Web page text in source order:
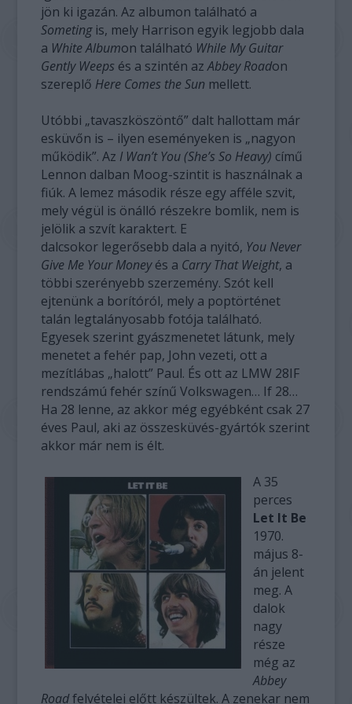
jön ki igazán. Az albumon található a
Sometingis, mely Harrison egyik legjobb dala
a White Albumon található While My Guitar
Gently Weeps és a szintén azAbbey Roadon
szereplő Here Comes the Sun mellett.
Utóbbi „tavaszköszöntő” dalt hallottam már
esküvőn is – ilyen eseményeken is „nagyon
működik”. Az I Wan’t You (She’s So Heavy) című
Lennon dalban Moog-szintit is használnak a
fiúk. A lemez második része egy afféle szvit,
mely végül is önálló részekre bomlik, nem is
jelölik a szvít karaktert. E
dalcsokor legerősebb dala a nyitó, You Never
Give Me Your Moneyés a Carry That Weight, a
többi szerényebb szerzemény. Szót kell
ejtenünk a borítóról, mely a poptörténet
talán legtalányosabb fotója található.
Egyesek szerint gyászmenetet látunk, mely
menetet a fehér pap, John vezeti, ott a
mezítlábas „halott” Paul. És ott az LMW 28IF
rendszámú fehér színű Volkswagen… If 28…
Ha 28 lenne, az akkor még egyébként csak 27
éves Paul, aki az összesküvés-gyártók szerint
akkor már nem is élt.
A 35
perces
Let It Be
1970.
május 8-
án jelent
meg. A
dalok
nagy
része
még az
Abbey
Roadfelvételei előtt készültek. A zenekar nem